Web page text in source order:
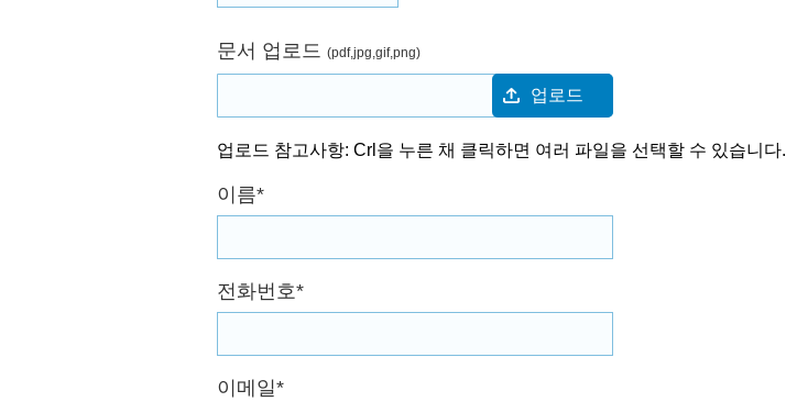
문서 업로드 (pdf,jpg,gif,png)
업로드
업로드 참고사항: Crl을 누른 채 클릭하면 여러 파일을 선택할 수 있습니다.
이름*
전화번호*
이메일*